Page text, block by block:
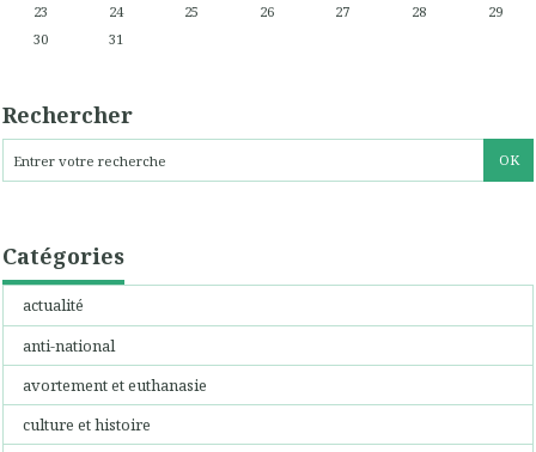
23
24 25 26 27 28
29
30
31
Rechercher
Catégories
actualité
anti-national
avortement et euthanasie
culture et histoire